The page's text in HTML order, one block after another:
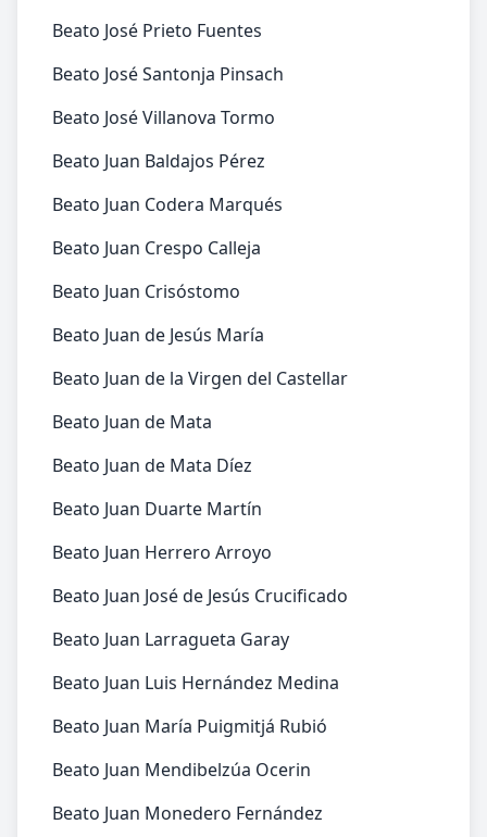
Beato José Prieto Fuentes
Beato José Santonja Pinsach
Beato José Villanova Tormo
Beato Juan Baldajos Pérez
Beato Juan Codera Marqués
Beato Juan Crespo Calleja
Beato Juan Crisóstomo
Beato Juan de Jesús María
Beato Juan de la Virgen del Castellar
Beato Juan de Mata
Beato Juan de Mata Díez
Beato Juan Duarte Martín
Beato Juan Herrero Arroyo
Beato Juan José de Jesús Crucificado
Beato Juan Larragueta Garay
Beato Juan Luis Hernández Medina
Beato Juan María Puigmitjá Rubió
Beato Juan Mendibelzúa Ocerin
Beato Juan Monedero Fernández